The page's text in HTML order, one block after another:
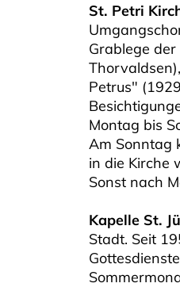
St. Petri
Grablege
Petrus"
Montag bis
Am Sonntag
in die Kirche
Sonst nach
Kapelle St.
Stadt. Seit